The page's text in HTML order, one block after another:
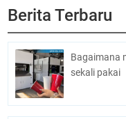
Berita Terbaru
Bagaimana
sekali pakai